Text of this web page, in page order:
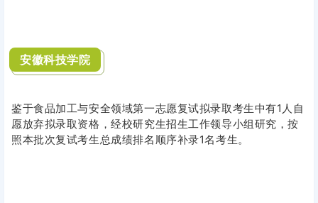
安徽科技学院
鉴于食品加工与安全领域第一志愿复试拟录取考生中有1人自
愿放弃拟录取资格，经校研究生招生工作领导小组研究，按
照本批次复试考生总成绩排名顺序补录1名考生。